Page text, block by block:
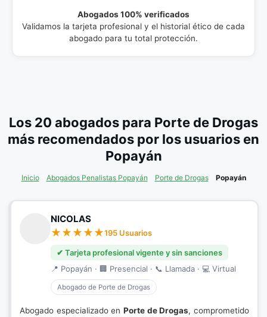
Abogados 100% verificados
Validamos la tarjeta profesional y el historial ético de cada
abogado para tu total protección.
Los 20 abogados para Porte de Drogas
más recomendados por los usuarios en
Popayán
Inicio Abogados Penalistas Popayán Porte de Drogas Popayán
NICOLAS
195 Usuarios
✔ Tarjeta profesional vigente y sin sanciones
📍 Popayán · 🏢 Presencial · 📞 Llamada · 💻 Virtual
Abogado de Porte de Drogas
Abogado especializado en Porte de Drogas, comprometido